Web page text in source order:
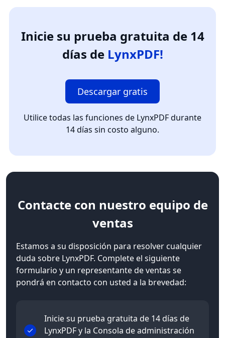
Inicie su prueba gratuita de 14
días de LynxPDF!
Descargar gratis
Utilice todas las funciones de LynxPDF durante
14 días sin costo alguno.
Contactecon nuestro equipo de
ventas
Estamos a su disposición para resolver cualquier
duda sobre LynxPDF. Complete el siguiente
formulario y un representante de ventas se
pondrá en contacto con usted a la brevedad:
Inicie su prueba gratuita de 14 días de
LynxPDF y la Consola de administración